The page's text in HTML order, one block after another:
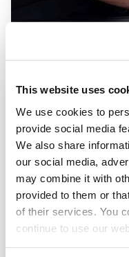
This website uses
We use cookies to
provide social media
We also share
our social media,
may combine it with
provided to them or
of their services. You
continue to use our
Stap
5